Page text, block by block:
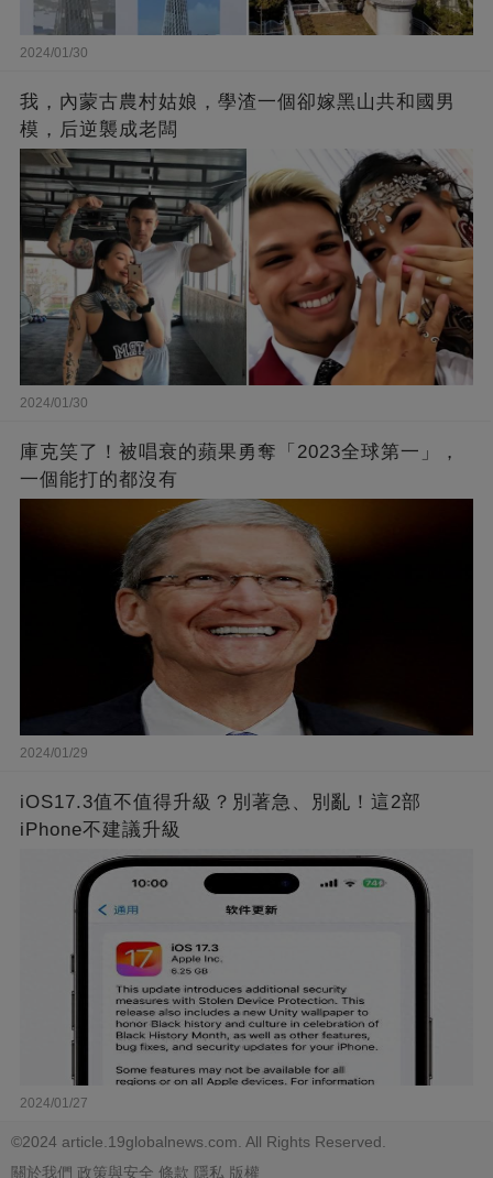
2024/01/30
我，內蒙古農村姑娘，學渣一個卻嫁黑山共和國男
模，后逆襲成老闆
2024/01/30
庫克笑了！被唱衰的蘋果勇奪「2023全球第一」，
一個能打的都沒有
2024/01/29
iOS17.3值不值得升級？別著急、別亂！這2部
iPhone不建議升級
2024/01/27
©2024 article.19globalnews.com. All Rights Reserved.
關於我們 政策與安全 條款 隱私 版權